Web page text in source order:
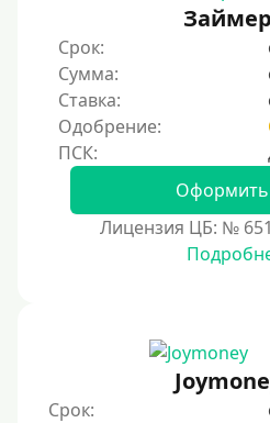
Без СНИЛСа
По паспорту
Без паспорта
По фото
Без подтверждения дохода
Без справок и поручителей
Под 1 %
Займер
Срок:
Сумма:
Ставка:
Одобрение:
Оформить
Лицензия ЦБ: №
Срок: